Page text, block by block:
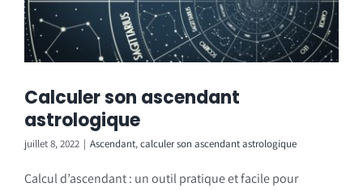
Calculer son ascendant
astrologique
juillet 8, 2022 | Ascendant,calculer son ascendant astrologique
Calcul d’ascendant : un outil pratique et facile pour